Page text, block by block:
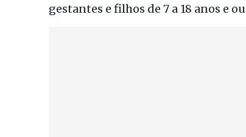
gestantes e filhos de 7 a 18 anos e